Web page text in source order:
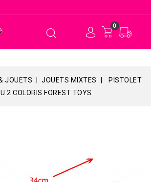
0
JOUETS JOUETS MIXTES
PISTOLET
2 COLORIS FOREST TOYS